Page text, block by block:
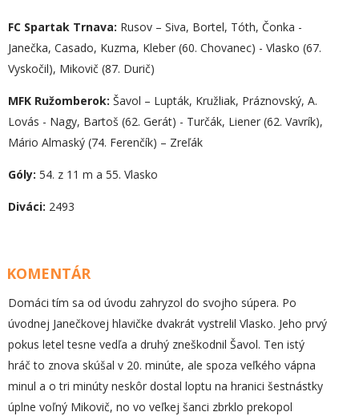
FC Spartak Trnava: Rusov – Siva, Bortel, Tóth, Čonka -
Janečka, Casado, Kuzma, Kleber (60. Chovanec) - Vlasko (67.
Vyskočil), Mikovič (87. Durič)
MFK Ružomberok: Šavol – Lupták, Kružliak, Práznovský, A.
Lovás - Nagy, Bartoš (62. Gerát) - Turčák, Liener (62. Vavrík),
Mário Almaský (74. Ferenčík) – Zreľák
Góly: 54. z 11 m a 55. Vlasko
Diváci: 2493
KOMENTÁR
Domáci tím sa od úvodu zahryzol do svojho súpera. Po
úvodnej Janečkovej hlavičke dvakrát vystrelil Vlasko. Jeho prvý
pokus letel tesne vedľa a druhý zneškodnil Šavol. Ten istý
hráč to znova skúšal v 20. minúte, ale spoza veľkého vápna
minul a o tri minúty neskôr dostal loptu na hranici šestnástky
úplne voľný Mikovič, no vo veľkej šanci zbrklo prekopol